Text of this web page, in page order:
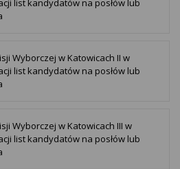
list kandydatów na posłów lub
Wyborczej w Katowicach II w
list kandydatów na posłów lub
Wyborczej w Katowicach III w
list kandydatów na posłów lub